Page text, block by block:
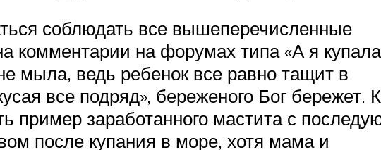
соблюдать все вышеперечисленные
комментарии на форумах типа «А я
мыла, ведь ребенок все равно тащит в
все подряд», береженого Бог бережет. К
пример заработанного мастита с
после купания в море, хотя мама и